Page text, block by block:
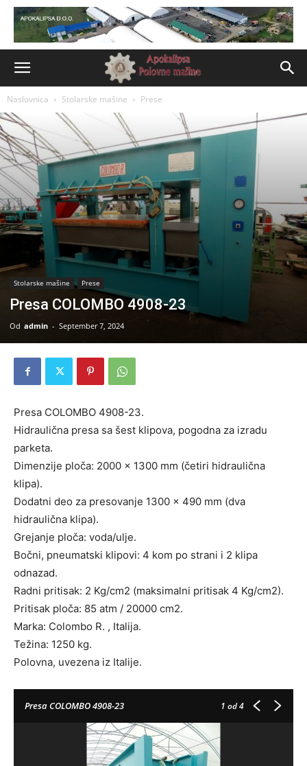
Naslovnica Stolarske mašine Prese
Stolarske mašine Prese
Presa COLOMBO 4908-23
Od admin - September 7, 2024
Presa COLOMBO 4908-23.
Hidraulična presa sa šest klipova, pogodna za izradu
parketa.
Dimenzije ploča: 2000 x 1300 mm (četiri hidraulična
klipa).
Dodatni deo za presovanje 1300 x 490 mm (dva
hidraulična klipa).
Grejanje ploča: voda/ulje.
Bočni, pneumatski klipovi: 4 kom po strani i 2 klipa
odnazad.
Radni pritisak: 2 Kg/cm2 (maksimalni pritisak 4 Kg/cm2).
Pritisak ploča: 85 atm / 20000 cm2.
Marka: Colombo R. , Italija.
Težina: 1250 kg.
Polovna, uvezena iz Italije.
Presa COLOMBO 4908-23 1 od 4